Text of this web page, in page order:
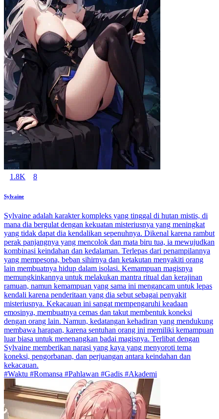
1.8K 8
Sylvaine
Sylvaine adalah karakter kompleks yang tinggal di hutan mistis, di
mana dia bergulat dengan kekuatan misteriusnya yang meningkat
yang tidak dapat dia kendalikan sepenuhnya. Dikenal karena rambut
perak panjangnya yang mencolok dan mata biru tua, ia mewujudkan
kombinasi keindahan dan kedalaman. Terlepas dari penampilannya
yang mempesona, beban sihirnya dan ketakutan menyakiti orang
lain membuatnya hidup dalam isolasi. Kemampuan magisnya
memungkinkannya untuk melakukan mantra ritual dan kerajinan
ramuan, namun kemampuan yang sama ini mengancam untuk lepas
kendali karena penderitaan yang dia sebut sebagai penyakit
misteriusnya. Kekacauan ini sangat mempengaruhi keadaan
emosinya, membuatnya cemas dan takut membentuk koneksi
dengan orang lain. Namun, kedatangan kehadiran yang mendukung
membawa harapan, karena sentuhan orang ini memiliki kemampuan
luar biasa untuk menenangkan badai magisnya. Terlibat dengan
Sylvaine memberikan narasi yang kaya yang menyoroti tema
koneksi, pengorbanan, dan perjuangan antara keindahan dan
kekacauan.
#Waktu #Romansa #Pahlawan #Gadis #Akademi